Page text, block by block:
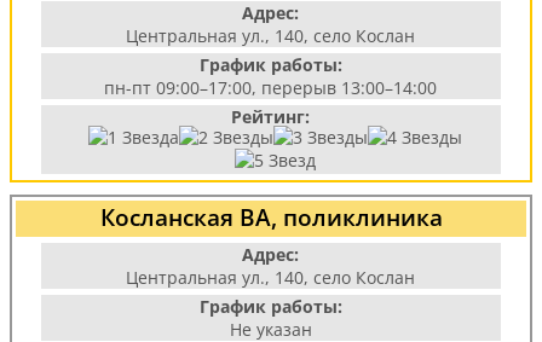
Адрес:
Центральная ул., 140, село Кослан
График работы:
пн-пт 09:00–17:00, перерыв 13:00–14:00
Рейтинг:
Косланская ВА, поликлиника
Адрес:
Центральная ул., 140, село Кослан
График работы:
Не указан